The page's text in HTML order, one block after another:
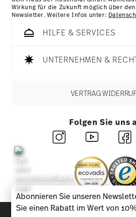
Wirkung für die Zukunft möglich über
Newsletter. Weitere Infos unter:
HILFE & SERVICES
UNTERNEHMEN &
VERTRAG
Folgen Sie uns
Entdecken Sie unsere
Abonnieren Sie unseren
Sie einen Rabatt im Wert von